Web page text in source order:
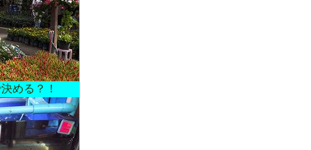
める？！